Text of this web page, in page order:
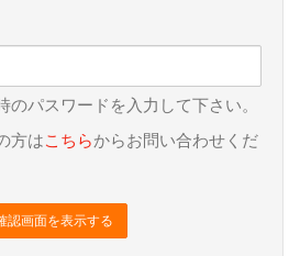
パスワードを入力して下さい。
方はこちらからお問い合わせくだ
認画面を表示する